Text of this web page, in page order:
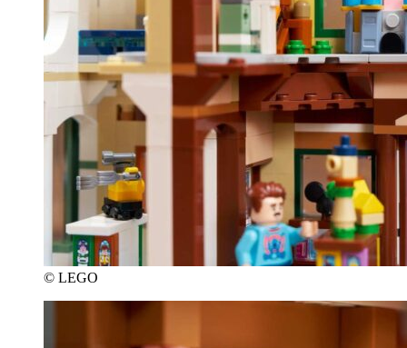
© LEGO